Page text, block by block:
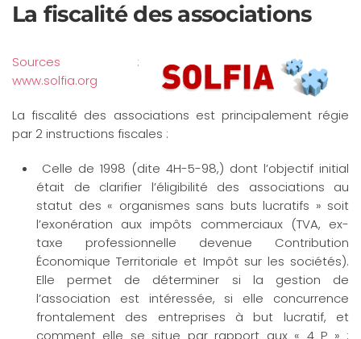
La fiscalité des associations
Sources :
www.solfia.org
La fiscalité des associations est principalement régie
par 2 instructions fiscales :
Celle de 1998 (dite 4H-5-98,) dont l’objectif initial
était de clarifier l’éligibilité des associations au
statut des « organismes sans buts lucratifs » soit
l’exonération aux impôts commerciaux (TVA, ex-
taxe professionnelle devenue Contribution
Économique Territoriale et Impôt sur les sociétés).
Elle permet de déterminer si la gestion de
l’association est intéressée, si elle concurrence
frontalement des entreprises à but lucratif, et
comment elle se situe par rapport aux « 4 P » :